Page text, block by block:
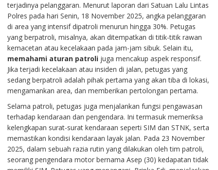
terjadinya pelanggaran. Menurut laporan dari Satuan Lalu Lintas
Polres pada hari Senin, 18 November 2025, angka pelanggaran
di area yang intensif dipatroli menurun hingga 30%. Petugas
yang berpatroli, misalnya, akan ditempatkan di titik-titik rawan
kemacetan atau kecelakaan pada jam-jam sibuk. Selain itu,
memahami aturan patroli juga mencakup aspek responsif.
Jika terjadi kecelakaan atau insiden di jalan, petugas yang
sedang berpatroli adalah pihak pertama yang akan tiba di lokasi,
mengamankan area, dan memberikan pertolongan pertama.
Selama patroli, petugas juga menjalankan fungsi pengawasan
terhadap kendaraan dan pengendara. Ini termasuk memeriksa
kelengkapan surat-surat kendaraan seperti SIM dan STNK, serta
memastikan kondisi kendaraan layak jalan. Pada 23 November
2025, dalam sebuah razia rutin yang dilakukan oleh tim patroli,
seorang pengendara motor bernama Asep (30) kedapatan tidak